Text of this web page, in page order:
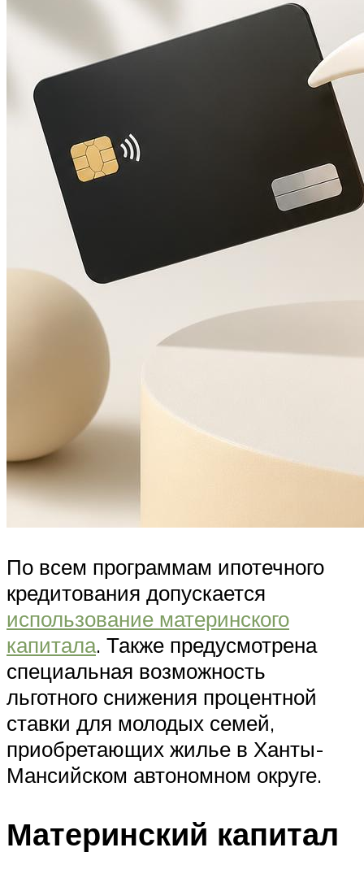
По всем программам ипотечного
кредитования допускается
использование материнского
капитала. Также предусмотрена
специальная возможность
льготного снижения процентной
ставки для молодых семей,
приобретающих жилье в Ханты-
Мансийском автономном округе.
Материнский капитал